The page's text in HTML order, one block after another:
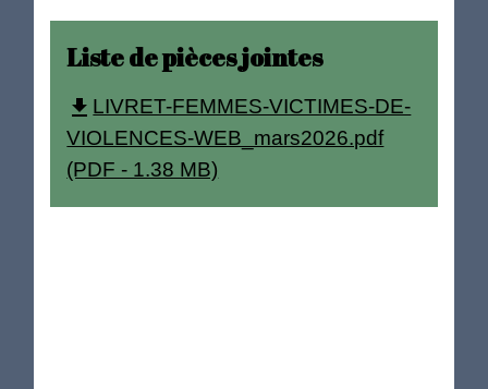
Liste de pièces jointes
file_downloadLIVRET-FEMMES-VICTIMES-DE-
VIOLENCES-WEB_mars2026.pdf
(PDF - 1.38 MB)